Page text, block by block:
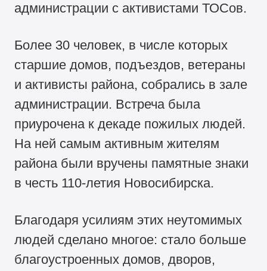
администрации с активистами ТОСов.
Более 30 человек, в числе которых
старшие домов, подъездов, ветераны
и активисты района, собрались в зале
администрации. Встреча была
приурочена к декаде пожилых людей.
На ней самым активным жителям
района были вручены памятные знаки
в честь 110-летия Новосибирска.
Благодаря усилиям этих неутомимых
людей сделано многое: стало больше
благоустроенных домов, дворов,